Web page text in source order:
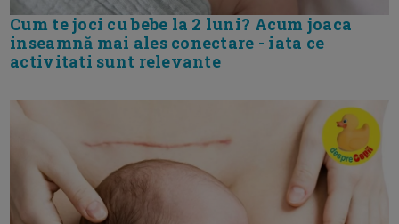
Cum te joci cu bebe la 2 luni? Acum joaca
inseamnă mai ales conectare - iata ce
activitati sunt relevante